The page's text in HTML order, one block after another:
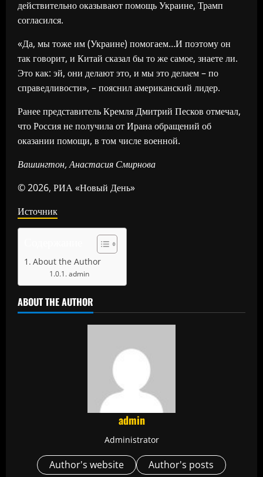
действительно оказывают помощь Украине, Трамп
согласился.
«Да, мы тоже им (Украине) помогаем…И поэтому он
так говорит, и Китай сказал бы то же самое, знаете ли.
Это как: эй, они делают это, и мы это делаем – по
справедливости», – пояснил американский лидер.
Ранее представитель Кремля Дмитрий Песков отмечал,
что Россия не получила от Ирана обращений об
оказании помощи, в том числе военной.
Вашингтон, Анастасия Смирнова
© 2026, РИА «Новый День»
Источник
About the Author
admin
ABOUT THE AUTHOR
admin
Administrator
Author's website Author's posts